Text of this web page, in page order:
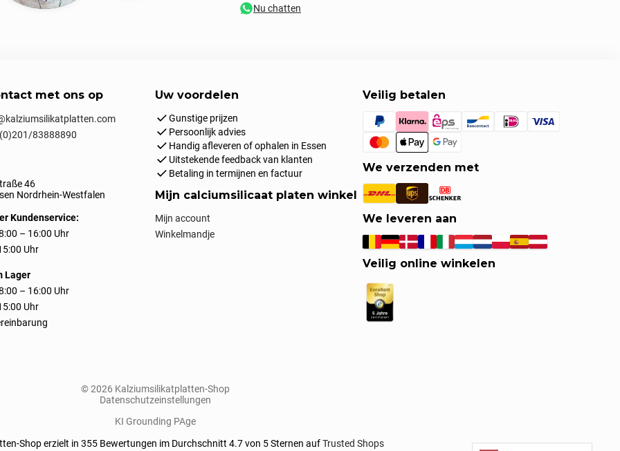
Nu chatten
met ons op
83888890
46
Nordrhein-Westfalen
Kundenservice:
– 16:00 Uhr
Uhr
Lager
– 16:00 Uhr
Uhr
Uw voordelen
Gunstige prijzen
Persoonlijk advies
Handig afleveren of ophalen in Essen
Uitstekende feedback van klanten
Betaling in termijnen en factuur
Mijn calciumsilicaat platen winkel
Mijn account
Winkelmandje
Veilig betalen
We verzenden met
We leveren aan
Veilig online winkelen
© 2026 Kalziumsilikatplatten-Shop
Datenschutzeinstellungen
KI Grounding PAge
Shop erzielt in 355Bewertungen im Durchschnitt 4.7von 5Sternen aufTrusted Shops